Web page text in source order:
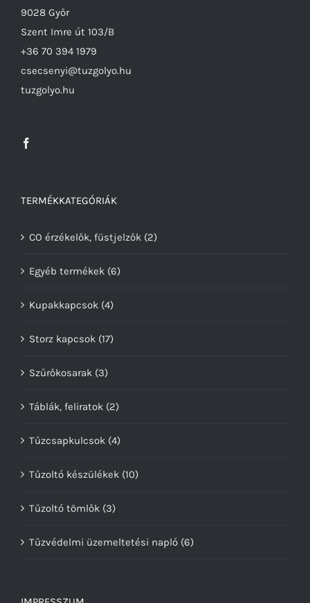
9028 Győr
Szent Imre út 103/B
+36 70 394 1979
csecsenyi@tuzgolyo.hu
tuzgolyo.hu
TERMÉKKATEGÓRIÁK
CO érzékelők, füstjelzők (2)
Egyéb termékek (6)
Kupakkapcsok (4)
Storz kapcsok (17)
Szűrőkosarak (3)
Táblák, feliratok (2)
Tűzcsapkulcsok (4)
Tűzoltó készülékek (10)
Tűzoltó tömlők (3)
Tűzvédelmi üzemeltetési napló (6)